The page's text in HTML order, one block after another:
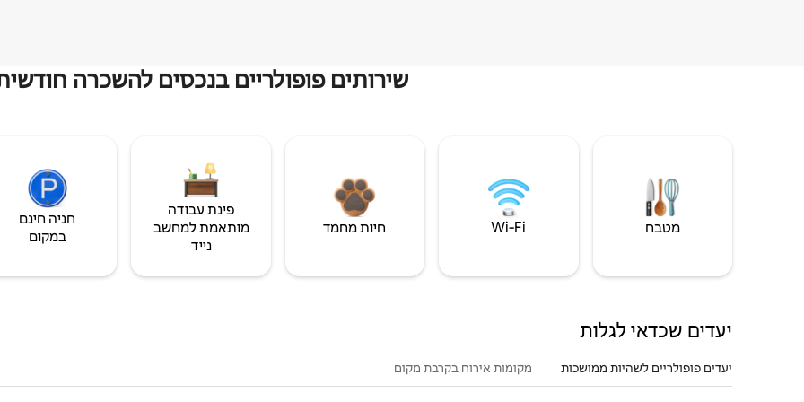
שירותים פופולריים בנכסים להשכרה
מטבח Wi‑Fi חיות מחמד
פינת עבודה
מותאמת למחשב
נייד
חניה חינם
במקום
יעדים שכדאי לגלות
יעדים פופולריים לשהיות ממושכות מקומות אירוח בקרבת מקום